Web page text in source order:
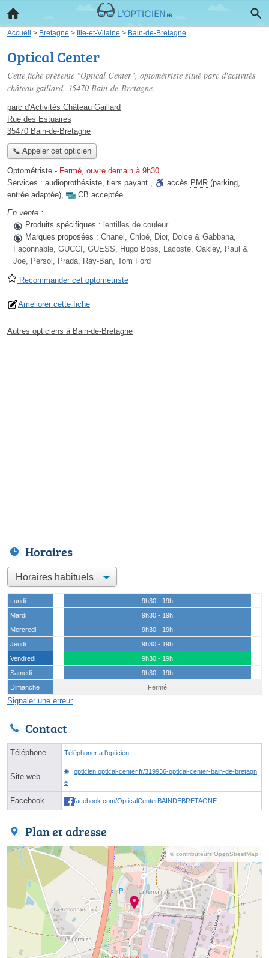
Accueil > Bretagne > Ille-et-Vilaine > Bain-de-Bretagne
Optical Center
Cette fiche présente "Optical Center", optométriste situé parc d'activités
château gaillard, 35470 Bain-de-Bretagne.
parc d'Activités Château Gaillard
Rue des Estuaires
35470 Bain-de-Bretagne
📞 Appeler cet opticien
Optométriste - Fermé, ouvre demain à 9h30
Services : audioprothésiste, tiers payant , accès PMR (parking,
entrée adaptée),
CB acceptée
En vente :
Produits spécifiques : lentilles de couleur
Marques proposées : Chanel, Chloé, Dior, Dolce & Gabbana,
Façonnable, GUCCI, GUESS, Hugo Boss, Lacoste, Oakley, Paul &
Joe, Persol, Prada, Ray-Ban, Tom Ford
Recommander cet optométriste
Améliorer cette fiche
Autres opticiens à Bain-de-Bretagne
Horaires
Lundi
9h30 - 19h
Mardi
9h30 - 19h
Mercredi
9h30 - 19h
Jeudi
9h30 - 19h
Vendredi
9h30 - 19h
Samedi
9h30 - 19h
Dimanche
Fermé
Signaler une erreur
Contact
Téléphone Téléphoner à l'opticien
Site web
opticien.optical-center.fr/319936-optical-center-bain-de-bretagn
e
Facebook facebook.com/OpticalCenterBAINDEBRETAGNE
Plan et adresse
© contributeurs OpenStreetMap